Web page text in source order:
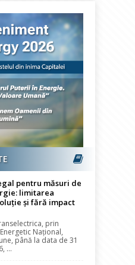
pentru măsuri de
limitarea
și fără impact
prin
Național,
până la data de 31
...